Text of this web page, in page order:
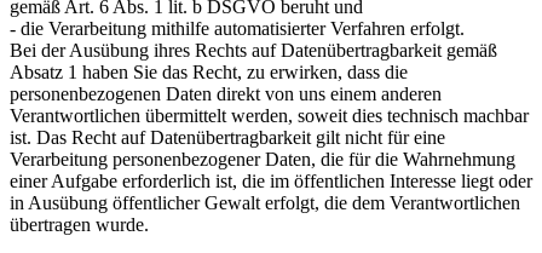
gemäß Art. 6 Abs. 1 lit. b DSGVO beruht und
- die Verarbeitung mithilfe automatisierter Verfahren erfolgt.
Bei der Ausübung ihres Rechts auf Datenübertragbarkeit gemäß
Absatz 1 haben Sie das Recht, zu erwirken, dass die
personenbezogenen Daten direkt von uns einem anderen
Verantwortlichen übermittelt werden, soweit dies technisch machbar
ist. Das Recht auf Datenübertragbarkeit gilt nicht für eine
Verarbeitung personenbezogener Daten, die für die Wahrnehmung
einer Aufgabe erforderlich ist, die im öffentlichen Interesse liegt oder
in Ausübung öffentlicher Gewalt erfolgt, die dem Verantwortlichen
übertragen wurde.